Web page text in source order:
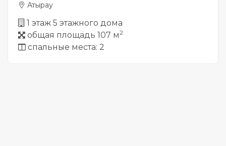
Атырау
1 этаж 5 этажного дома
общая площадь 107 м2
спальные места: 2